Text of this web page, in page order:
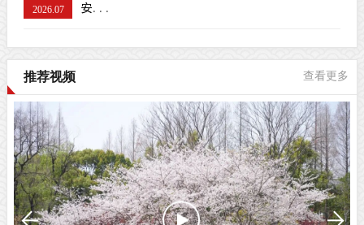
2026.07
安...
推荐视频 查看更多